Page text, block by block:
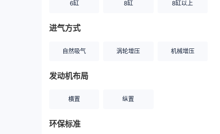
6缸 8缸 8缸以上
进气方式
自然吸气 涡轮增压 机械增压
发动机布局
横置 纵置
环保标准